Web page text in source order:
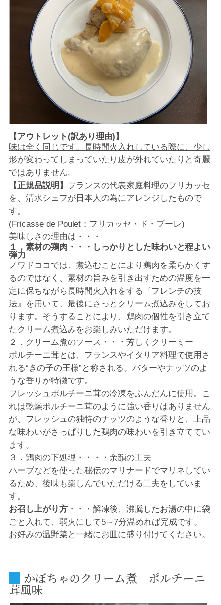
【アウトレット(訳あり理由)】
味は全く同じです。長時間火入れしている際に、少し
形が変わってしまっていたり皮が外れていたりと奇麗
ではありません.
【正規品説明】 フランスの代表家庭料理のフリカッセ
を、清水シェフが日本人の為にアレンジしたもので
す。
(Fricasse de Poulet：フリカッセ・ド・プーレ)
美味しさの理由は・・・
１．素材の鶏肉・・・しっかりとした味わいと程よい
弾力
ノワドココでは、煮込むことにより鶏肉を柔らかくす
るのではなく、素材の旨みを引き出すための温度を一
定に保ちながら長時間火入れをする『フレンチの技
法』を用いて、最後にさっとクリーム煮込みをしてお
ります。そうすることにより、鶏肉の個性を引き立て
たクリーム煮込みをお楽しみいただけます。
２．クリーム煮のソース・・・芳しくクリーミー
ポルチーニ茸とは、フランスやイタリア料理で使用さ
れる“きの子の王様”と称される。バターやナッツのよ
うな香りが特徴です。
フレッシュポルチーニ茸の冷凍をふんだんに使用。こ
れは乾燥ポルチーニ茸のように強い香りはありません
が、フレッシュの独特のナッツのような香りと、上品
な味わいがさっぱりした鶏肉の味わいを引き立ててい
ます。
３．鶏肉の下処理・・・・余韻の工夫
ハーブなどを使った秘伝のマリナードでマリネしてい
るため、後味も楽しんでいただける工夫をしていま
す。
お召し上がり方・・・解凍後、沸騰したお湯の中に袋
ごと入れて、弱火にして5～7分温めれば完成です。
お好みの温野菜と一緒にお皿に盛り付けてください。
かぼちゃのクリーム煮 ポルチーニ
茸風味